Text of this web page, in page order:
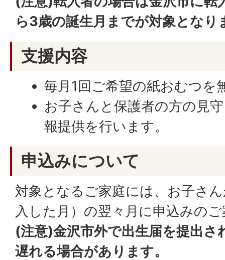
ら3歳の誕生月までが対象となり
支援内容
毎月1回ご希望の紙おむつを
お子さんと保護者の方の見
報提供を行います。
申込みについて
対象となるご家庭には、お子さ
入した月）の翌々月に申込みの
(注意)金沢市外で出生届を提出さ
遅れる場合があります。